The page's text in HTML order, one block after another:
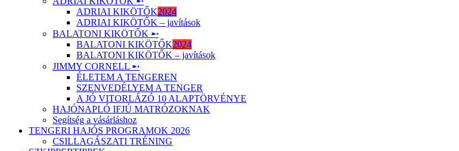
ADRIAI KIKÖTŐK2024
ADRIAI KIKÖTŐK – javítások
BALATONI KIKÖTŐK ➸
BALATONI KIKÖTŐK2024
BALATONI KIKÖTŐK – javítások
JIMMY CORNELL ➸
ÉLETEM A TENGEREN
SZENVEDÉLYEM A TENGER
A JÓ VITORLÁZÓ 10 ALAPTÖRVÉNYE
HAJÓNAPLÓ IFJÚ MATRÓZOKNAK
Segítség a vásárláshoz
TENGERI HAJÓS PROGRAMOK 2026
CSILLAGÁSZATI TRÉNING